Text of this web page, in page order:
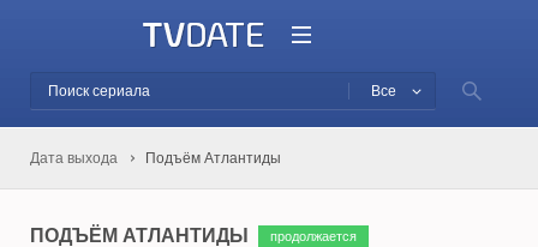
Все
Дата выхода Подъём Атлантиды
ПОДЪЁМ АТЛАНТИДЫ продолжается